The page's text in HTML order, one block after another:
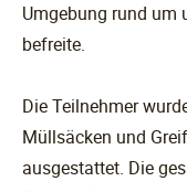
Umgebung rund um
befreite.
Die Teilnehmer
Müllsäcken und
ausgestattet. Die